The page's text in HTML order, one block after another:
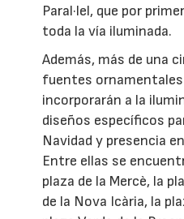
Paral·lel, que por
toda la vía iluminada.
Además, más de una
fuentes ornamentales
incorporarán a la
diseños específicos
Navidad y presencia
Entre ellas se
plaza de la Mercè, la
de la Nova Icària, la